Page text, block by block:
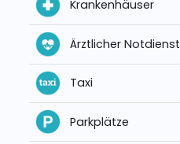
Krankenhäuser
Ärztlicher Notdienst
Taxi
Parkplätze